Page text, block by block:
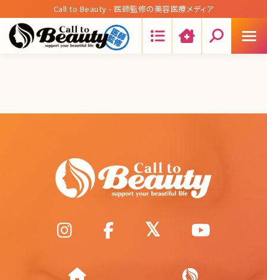
Call to Beauty - 医師監修の美容医療メディア